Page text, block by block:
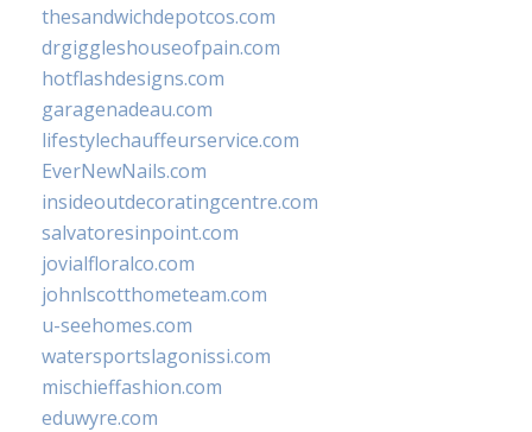
thesandwichdepotcos.com
drgiggleshouseofpain.com
hotflashdesigns.com
garagenadeau.com
lifestylechauffeurservice.com
EverNewNails.com
insideoutdecoratingcentre.com
salvatoresinpoint.com
jovialfloralco.com
johnlscotthometeam.com
u-seehomes.com
watersportslagonissi.com
mischieffashion.com
eduwyre.com